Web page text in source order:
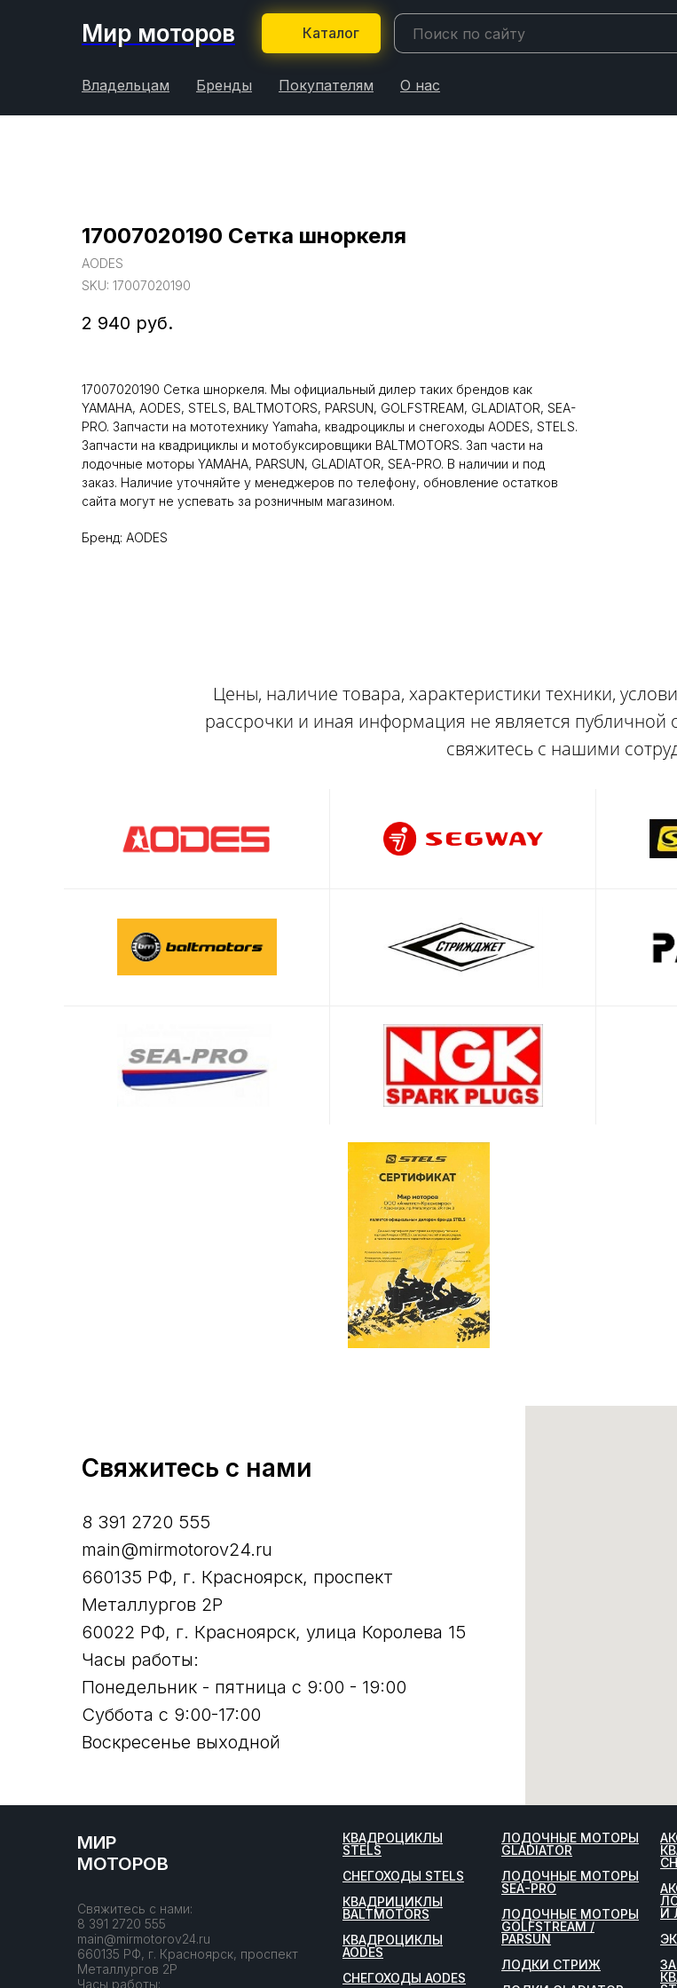
Мир моторов Каталог
Владельцам Бренды Покупателям О нас
17007020190 Сетка шноркеля
AODES
SKU: 17007020190
2 940 руб.
17007020190 Сетка шноркеля. Мы официальный дилер таких брендов как
YAMAHA, AODES, STELS, BALTMOTORS, PARSUN, GOLFSTREAM, GLADIATOR, SEA-
PRO. Запчасти на мототехнику Yamaha, квадроциклы и снегоходы AODES, STELS.
Запчасти на квадрициклы и мотобуксировщики BALTMOTORS. Зап части на
лодочные моторы YAMAHA, PARSUN, GLADIATOR, SEA-PRO. В наличии и под
заказ. Наличие уточняйте у менеджеров по телефону, обновление остатков
сайта могут не успевать за розничным магазином.
Бренд: AODES
Цены, наличие товара, характеристики техники,
рассрочки и иная информация не является
свяжитесь с нашими
Свяжитесь с нами
8 391 2720 555
main@mirmotorov24.ru
660135 РФ, г. Красноярск, проспект
Металлургов 2Р
60022 РФ, г. Красноярск, улица Королева 15
Часы работы:
Понедельник - пятница с 9:00 - 19:00
Суббота с 9:00-17:00
Воскресенье выходной
МИР
МОТОРОВ
Свяжитесь с нами:
8 391 2720 555
main@mirmotorov24.ru
660135 РФ, г. Красноярск, проспект
Металлургов 2Р
Часы работы:
КВАДРОЦИКЛЫ
STELS
СНЕГОХОДЫ STELS
КВАДРИЦИКЛЫ
BALTMOTORS
КВАДРОЦИКЛЫ
AODES
СНЕГОХОДЫ AODES
ЛОДОЧНЫЕ МОТОРЫ
GLADIATOR
ЛОДОЧНЫЕ МОТОРЫ
SEA-PRO
ЛОДОЧНЫЕ МОТОРЫ
GOLFSTREAM /
PARSUN
ЛОДКИ СТРИЖ
И